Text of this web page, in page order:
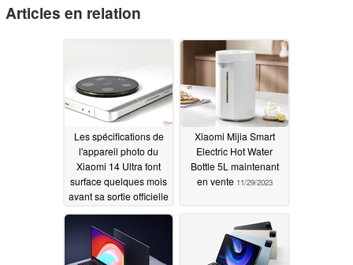
Articles en relation
Les spécifications de
l'appareil photo du
Xiaomi 14 Ultra font
surface quelques mois
avant sa sortie officielle
11/30/2023
Xiaomi Mijia Smart
Electric Hot Water
Bottle 5L maintenant
en vente 11/29/2023